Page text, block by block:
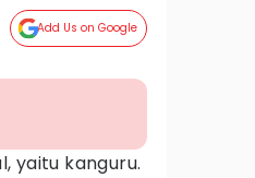
Add Us on Google
yaitu kanguru.